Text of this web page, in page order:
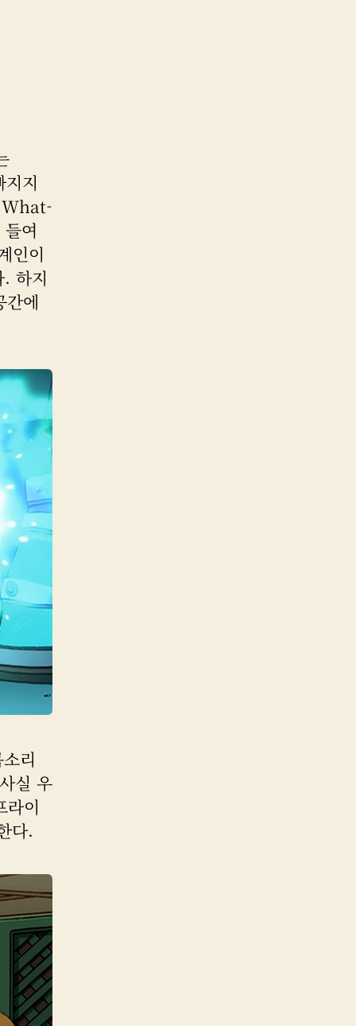
지
What-
여
인이
하지
간에
리
실 우
라이
다.